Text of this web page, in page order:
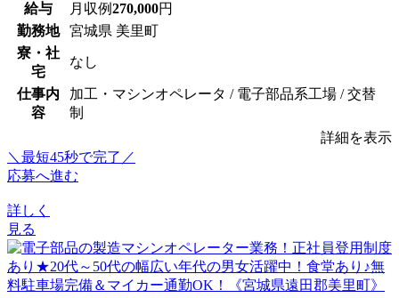
給与 月収例270,000円
勤務地
宮城県 美里町
寮・社
宅
なし
仕事内
容
加工・マシンオペレータ / 電子部品系工場 / 交替
制
詳細を表示
＼最短45秒で完了／
応募へ進む
詳しく
見る